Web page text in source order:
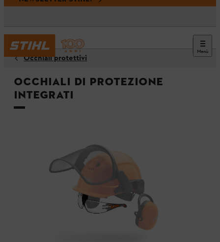
Menù
Occhiali protettivi
Occhiali di protezione
integrati